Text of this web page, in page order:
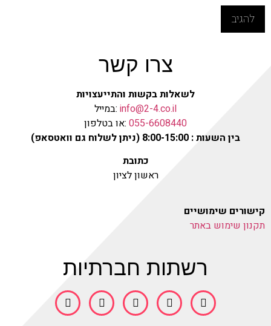
רשתות חברתיות
צרו קשר
לשאלות בקשות והתייעצויות
info@2-4.co.il :במייל
055-6608440 :או בטלפון
בין השעות : 8:00-15:00 (ניתן לשלוח גם וואטסאפ)
כתובת
ראשון לציון
קישורים שימושיים
תקנון שימוש באתר